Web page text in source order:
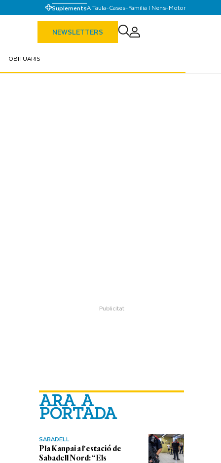
SuplementsA Taula-Cases-Familia I Nens-Motor
NEWSLETTERS
OBITUARIS
ARA A
PORTADA
SABADELL
Pla Kanpai a l'estació de
Sabadell Nord: “Els